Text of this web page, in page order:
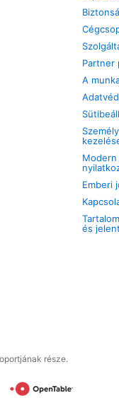
Partner
A
Modern
Emberi
és
része.